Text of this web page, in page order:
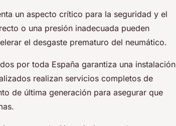
un aspecto crítico para la seguridad y el
o una presión inadecuada pueden
el desgaste prematuro del neumático.
por toda España garantiza una instalación
realizan servicios completos de
de última generación para asegurar que